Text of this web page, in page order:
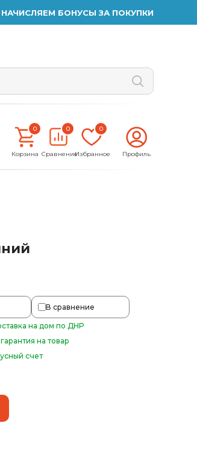
НАЧИСЛЯЕМ БОНУСЫ ЗА ПОКУПКИ
0
Корзина
0
Сравнение
0
Избранное Профиль
В сравнение
на дом по ДНР
на товар
счет